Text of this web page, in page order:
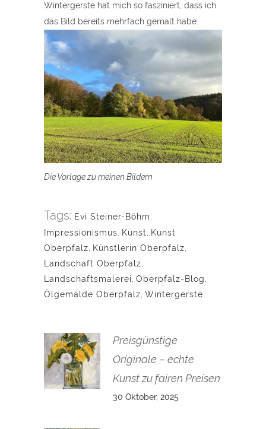
Wintergerste hat mich so fasziniert, dass ich
das Bild bereits mehrfach gemalt habe.
Die Vorlage zu meinen Bildern
Tags: Evi Steiner-Böhm,
Impressionismus, Kunst, Kunst
Oberpfalz, Künstlerin Oberpfalz,
Landschaft Oberpfalz,
Landschaftsmalerei, Oberpfalz-Blog,
Ölgemälde Oberpfalz, Wintergerste
Preisgünstige
Originale – echte
Kunst zu fairen Preisen
30 Oktober, 2025